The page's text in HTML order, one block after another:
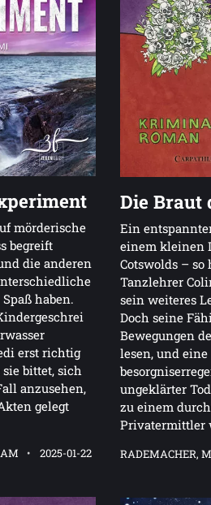
mörderische
begreift
die anderen
haben.
erst richtig
bittet, sich
anzusehen,
gelegt
2025-01-22
Die Braut
Ein
einem kleinen
Cotswolds – so
Tanzlehrer
sein weiteres
Doch seine
Bewegungen
lesen, und eine
ungeklärter
zu einem
Privatermittler
RADEMACHER,